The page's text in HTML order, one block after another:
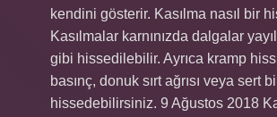
kendini gösterir. Kasılma nasıl bir
Kasılmalar karnınızda dalgalar
gibi hissedilebilir. Ayrıca kramp
basınç, donuk sırt ağrısı veya sert
hissedebilirsiniz. 9 Ağustos 2018